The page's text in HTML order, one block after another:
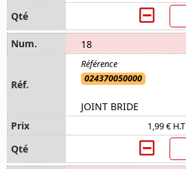
18
024370050000
JOINT BRIDE
1,99 € H.T